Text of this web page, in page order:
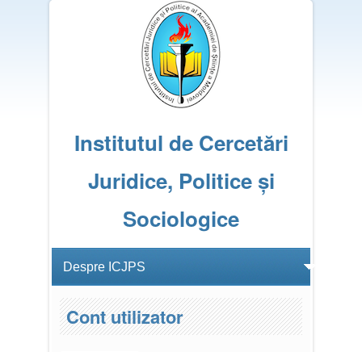
Institutul de Cercetări
Juridice, Politice și
Sociologice
Cont utilizator